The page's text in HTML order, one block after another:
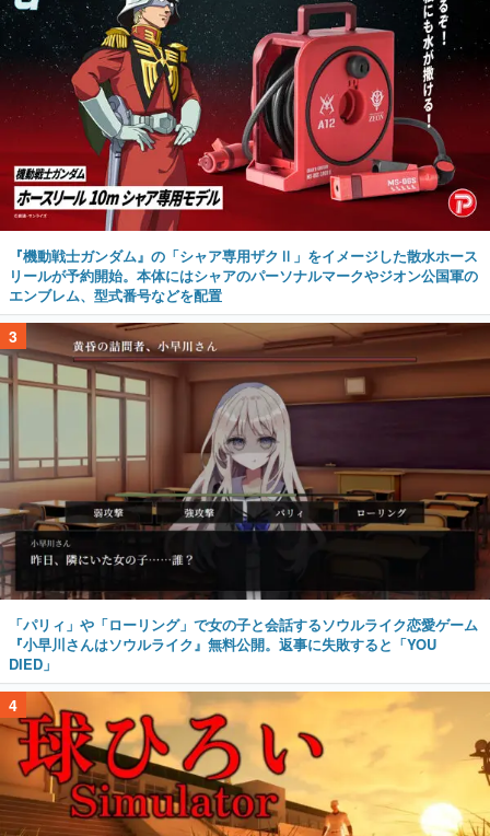
『機動戦士ガンダム』の「シャア専用ザクⅡ」をイメージした散水ホース
リールが予約開始。本体にはシャアのパーソナルマークやジオン公国軍の
エンブレム、型式番号などを配置
3
「パリィ」や「ローリング」で女の子と会話するソウルライク恋愛ゲーム
『小早川さんはソウルライク』無料公開。返事に失敗すると「YOU
DIED」
4